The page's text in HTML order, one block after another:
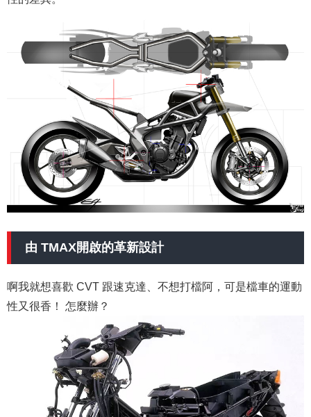
由 TMAX開啟的革新設計
啊我就想喜歡 CVT 跟速克達、不想打檔阿，可是檔車的運動
性又很香！ 怎麼辦？